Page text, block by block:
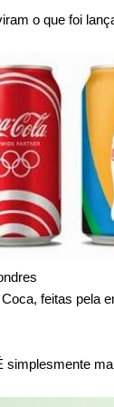
o que foi
feitas pela
simplesmente